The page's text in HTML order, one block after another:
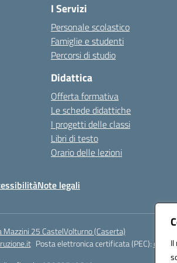
I Servizi
Personale scolastico
Famiglie e studenti
Percorsi di studio
Didattica
Offerta formativa
Le schede didattiche
I progetti delle classi
Libri di testo
Orario delle lezioni
Note legali
Mazzini 25 CastelVolturno (Caserta)
Posta elettronica certificata (PEC):